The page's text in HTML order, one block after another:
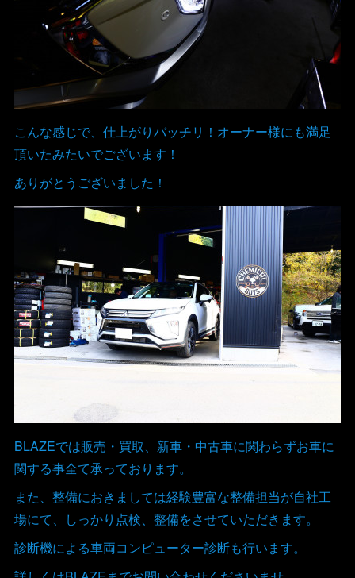
こんな感じで、仕上がりバッチリ！オーナー様にも満足
頂いたみたいでございます！
ありがとうございました！
BLAZEでは販売・買取、新車・中古車に関わらずお車に
関する事全て承っております。
また、整備におきましては経験豊富な整備担当が自社工
場にて、しっかり点検、整備をさせていただきます。
診断機による車両コンピューター診断も行います。